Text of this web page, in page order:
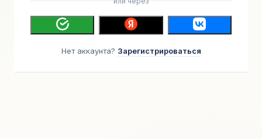
Нет аккаунта? Зарегистрироваться